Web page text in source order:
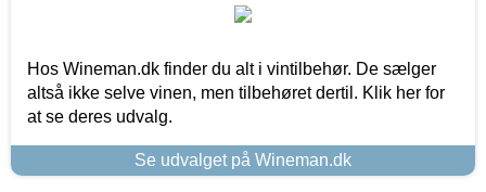
Hos Wineman.dk finder du alt i vintilbehør. De sælger
altså ikke selve vinen, men tilbehøret dertil. Klik her for
at se deres udvalg.
Se udvalget på Wineman.dk